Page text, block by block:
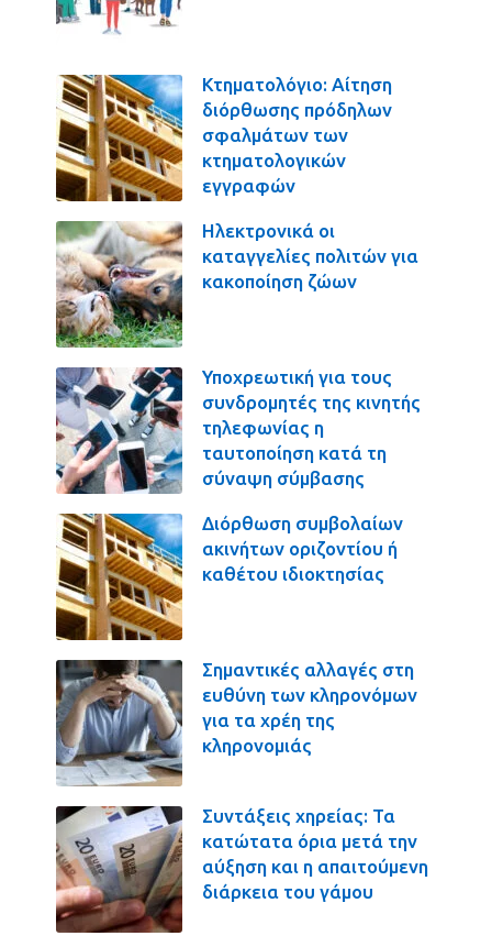
Κτηματολόγιο: Αίτηση
διόρθωσης πρόδηλων
σφαλμάτων των
κτηματολογικών
εγγραφών
Ηλεκτρονικά οι
καταγγελίες πολιτών για
κακοποίηση ζώων
Υποχρεωτική για τους
συνδρομητές της κινητής
τηλεφωνίας η
ταυτοποίηση κατά τη
σύναψη σύμβασης
Διόρθωση συμβολαίων
ακινήτων οριζοντίου ή
καθέτου ιδιοκτησίας
Σημαντικές αλλαγές στη
ευθύνη των κληρονόμων
για τα χρέη της
κληρονομιάς
Συντάξεις χηρείας: Τα
κατώτατα όρια μετά την
αύξηση και η απαιτούμενη
διάρκεια του γάμου